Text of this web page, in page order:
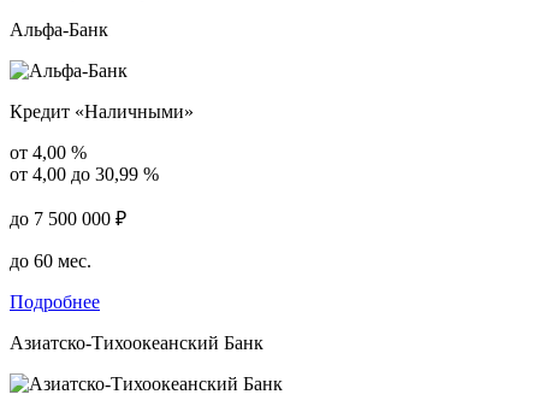
Альфа-Банк
Кредит «Наличными»
от 4,00 %
от 4,00 до 30,99 %
до 7 500 000 ₽
до 60 мес.
Подробнее
Азиатско-Тихоокеанский Банк